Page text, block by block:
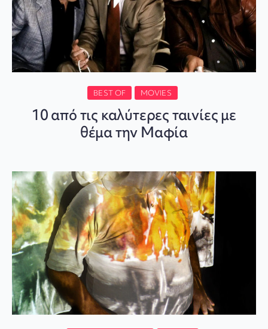
BEST OF MOVIES
10 από τις καλύτερες ταινίες με
θέμα την Μαφία